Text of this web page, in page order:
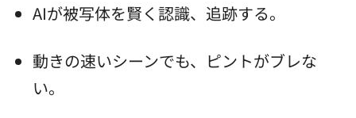
AIが被写体を賢く認識、追跡する。
動きの速いシーンでも、ピントがブレな
い。